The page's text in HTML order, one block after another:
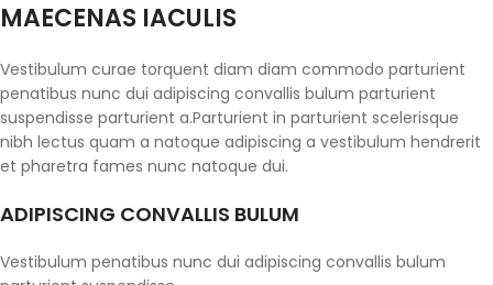
MAECENAS IACULIS
Vestibulum curae torquent diam diam commodo parturient
penatibus nunc dui adipiscing convallis bulum parturient
suspendisse parturient a.Parturient in parturient scelerisque
nibh lectus quam a natoque adipiscing a vestibulum hendrerit
et pharetra fames nunc natoque dui.
ADIPISCING CONVALLIS BULUM
Vestibulum penatibus nunc dui adipiscing convallis bulum